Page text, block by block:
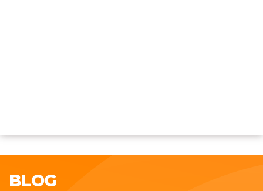
BLOG